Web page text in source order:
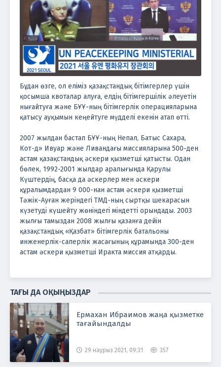
Бұдан өзге, ол еліміз қазақстандық бітімгерлер үшін
қосымша квоталар алуға, елдің бітімгершілік әлеуетін
нығайтуға және БҰҰ-ның бітімгерлік операцияларына
қатысу ауқымын кеңейтуге мүдделі екенін атап өтті.
2007 жылдан бастап БҰҰ-ның Непал, Батыс Сахара,
Кот-д» Ивуар және Ливандағы миссияларына 500-ден
астам қазақстандық әскери қызметші қатысты. Одан
бөлек, 1992-2001 жылдар аралығында Қарулы
Күштердің, басқа да әскерлер мен әскери
құралымдардан 9 000-нан астам әскери қызметші
Тәжік-Ауған жеріндегі ТМД-ның сыртқы шекарасын
күзетуді күшейту жөніндегі міндетті орындады. 2003
жылғы тамыздан 2008 жылғы қазанға дейін
қазақстандық «Қазбат» бітімгерлік батальоны
инженерлік-саперлік жасағының құрамында 300-ден
астам әскери қызметші Иракта миссия атқарды.
ТАҒЫ ДА ОҚЫҢЫЗДАР
Ермахан Ибраимов жаңа қызметке
тағайындалды
29 наурыз 2021, 09:31 357